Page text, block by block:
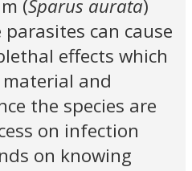
(Sparus aurata)
can cause
effects which
and
the species are
on infection
on knowing